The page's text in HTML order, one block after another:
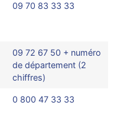
09 70 83 33 33
09 72 67 50 + numéro
de département (2
chiffres)
0 800 47 33 33